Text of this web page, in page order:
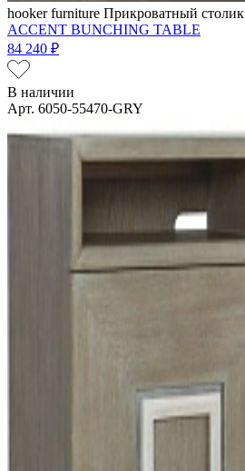
hooker furniture Прикроватный столик
ACCENT BUNCHING TABLE
84 240 ₽
В наличии
Арт. 6050-55470-GRY